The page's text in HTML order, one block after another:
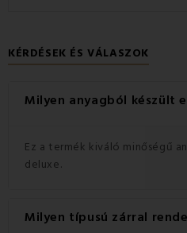
KÉRDÉSEK ÉS VÁLASZOK
Milyen anyagból készült
Ez a termék kiváló minőségű
deluxe.
Milyen típusú zárral